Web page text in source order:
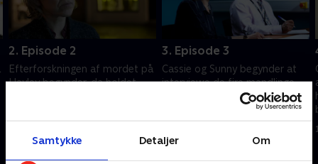
Samtykke Detaljer Om
2. Episode 2
Efterforskningen af mordet på
Hayley begynder, da holdet
3. Episode 3
Cassie og Sunny begynder at
interviewe de fire mandlinge
beboere på The Spinney, som
sammenhængende historier
om tiden i Middenham.